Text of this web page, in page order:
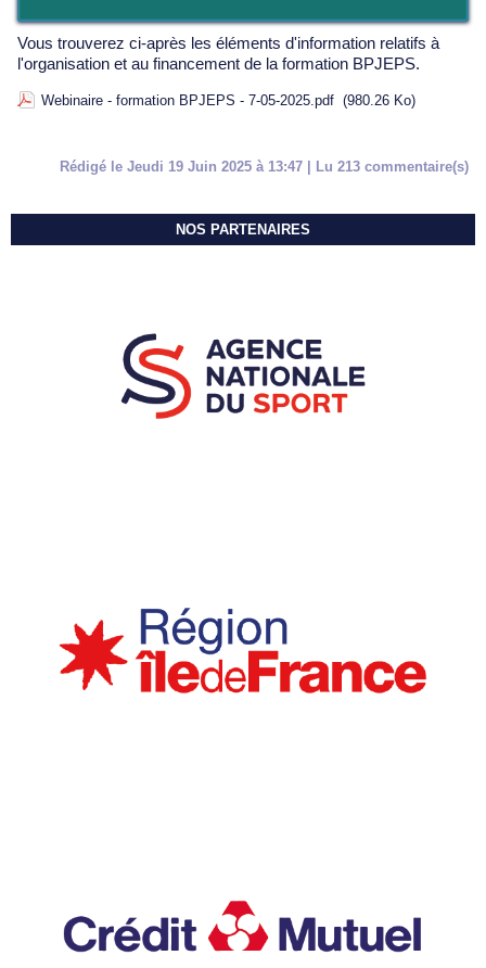
Vous trouverez ci-après les éléments d'information relatifs à
l'organisation et au financement de la formation BPJEPS.
Webinaire - formation BPJEPS - 7-05-2025.pdf (980.26 Ko)
Rédigé le Jeudi 19 Juin 2025 à 13:47 | Lu 213 commentaire(s)
NOS PARTENAIRES